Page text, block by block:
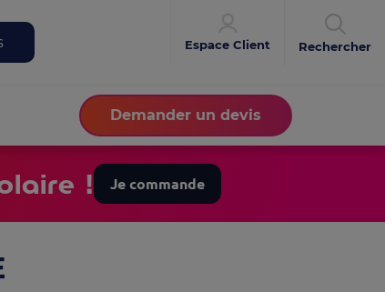
Espace Client Rechercher
Demander un devis
! Je commande